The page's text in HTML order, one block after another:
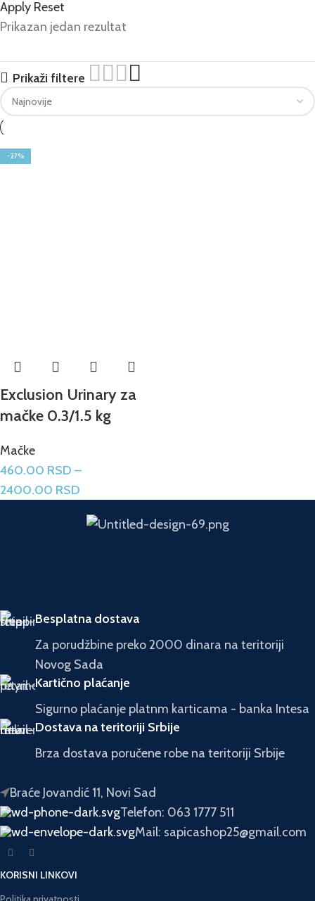
Apply Reset
Prikazan jedan rezultat
Prikaži filtere
-27%
Exclusion Urinary za
mačke 0.3/1.5 kg
Mačke
460.00 RSD –
2400.00 RSD
Besplatna dostava
Za porudžbine preko 2000 dinara na teritoriji
Novog Sada
Kartično plaćanje
Sigurno plaćanje platnm karticama - banka Intesa
Dostava na teritoriji Srbije
Brza dostava poručene robe na teritoriji Srbije
Braće Jovandić 11, Novi Sad
Telefon: 063 1777 511
Mail: sapicashop25@gmail.com
KORISNI LINKOVI